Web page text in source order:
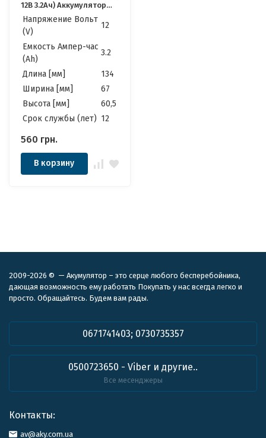
12В 3.2Ач) Аккумулятор
Леоч
Напряжение Вольт
(V)
12
Емкость Ампер-час
(Ah)
3.2
Длина [мм]
134
Ширина [мм]
67
Высота [мм]
60,5
Cрок службы (лет) 12
560 грн.
В корзину
2009-2026 © — Акумулятор – это серце любого бесперебойника,
дающая возможность ему работать Покупать у нас всегда легко и
просто. Обращайтесь. Будем вам рады.
0671741403; 0730735357
0500723650 - Viber и другие..
Все месенджеры
Контакты:
av@aky.com.ua